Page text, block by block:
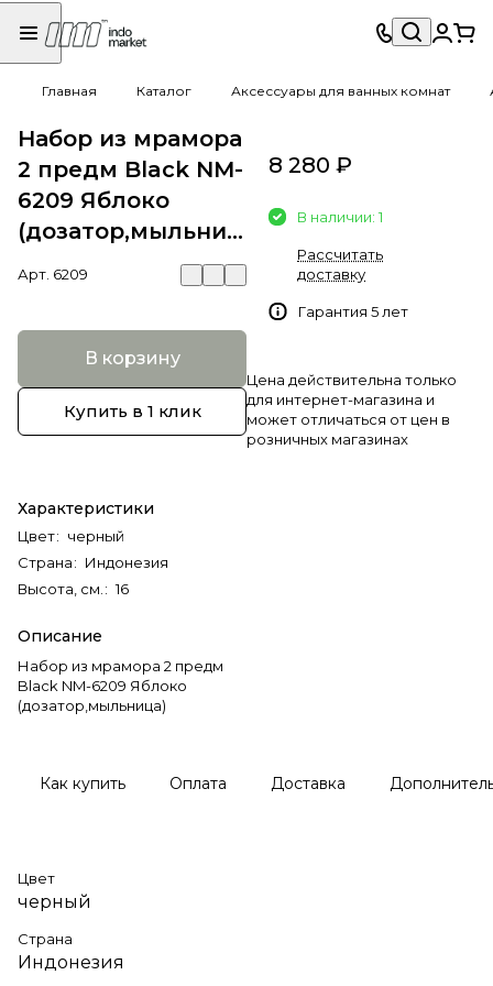
Главная Каталог Аксессуары для ванных комнат
Набор из мрамора
2 предм Black NM-
6209 Яблоко
(дозатор,мыльница)
Арт. 6209
В корзину
Купить в 1 клик
Характеристики
Цвет: черный
Страна: Индонезия
Высота, см. : 16
Описание
Набор из мрамора 2 предм
Black NM-6209 Яблоко
(дозатор,мыльница)
8 280 ₽
В наличии: 1
Рассчитать
доставку
Гарантия 5 лет
Цена действительна только
для интернет-магазина и
может отличаться от цен в
розничных магазинах
Как купить Оплата Доставка
Цвет
черный
Страна
Индонезия